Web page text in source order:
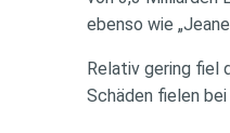
ebenso wie
Relativ gering fiel
Schäden fielen